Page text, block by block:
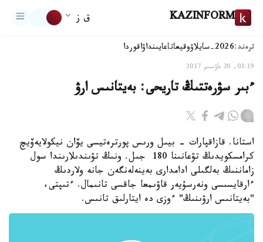
KAZINFORM ق ز
ترەند:2026-سايلاۋ وقيعاتاعايىنداۋاقوردا
03:19, 20 ماۋسىم 2017
ءبىر سۋرەتتىڭ تاريحى: بەيتانىس ارۋ
استانا. قازاقپارات - بيىل ورىس پورترەتيسى يۆان نيكولايەۆيچ
كرامسكويدىڭ تۋعانىنا 180 جىل. ونىڭ تۋىندىلارىندا سول
زاماننىڭ بەلگىلى ادامدارى بەينەلەنگەن جانە ولاردىڭ
ءارقايسىسى ونەرسۇيەر قاۋىمعا جاقسى تانىمال. ءتىپتى،
"بەيتانىس ارۋىنىڭ" ءوزى دە ايتارلىق تانىس.